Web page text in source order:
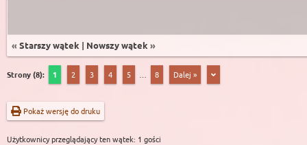
« Starszy wątek | Nowszy wątek »
Strony (8): 1 2 3 4 5 8 Dalej »
Pokaż wersję do druku
Użytkownicy przeglądający ten wątek: 1 gości